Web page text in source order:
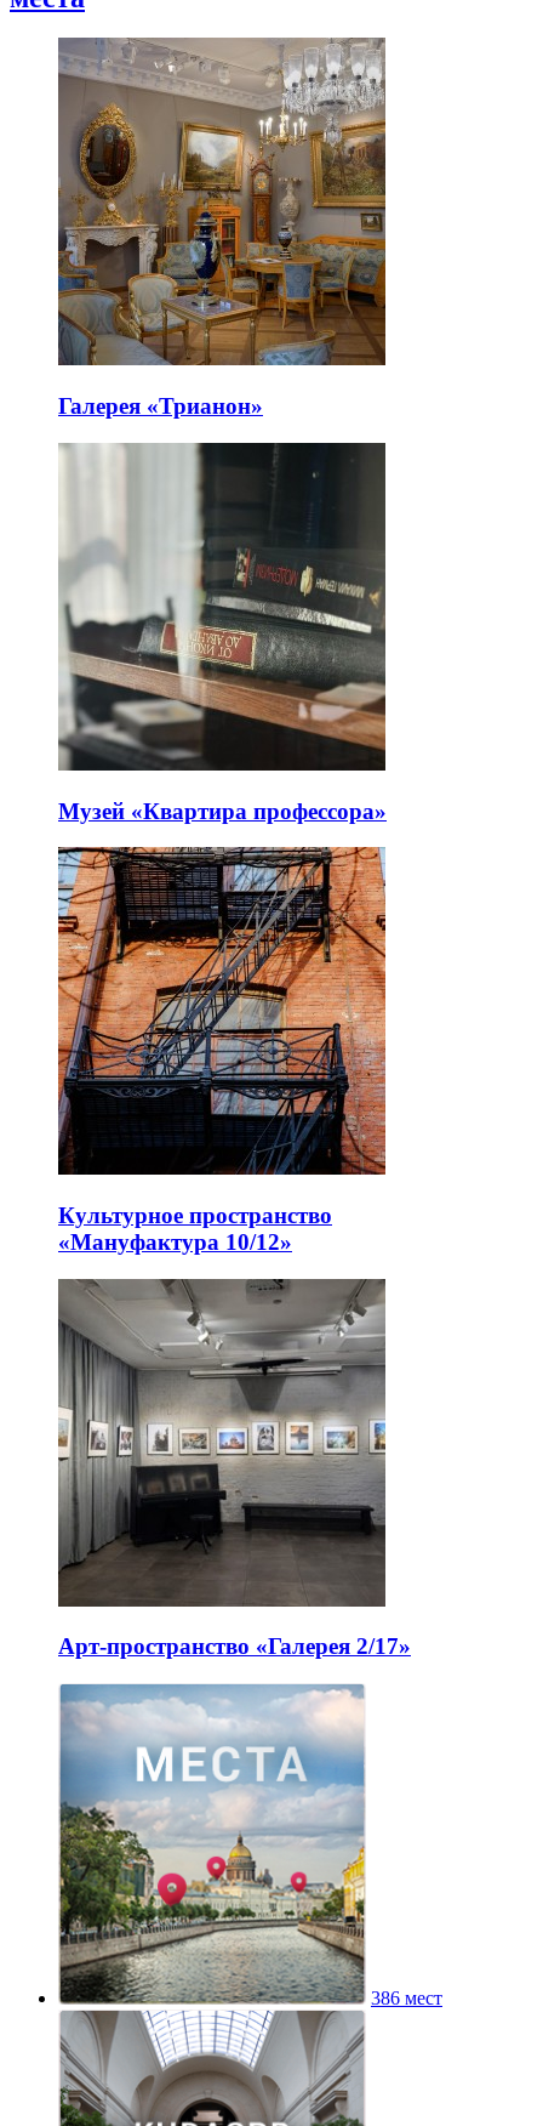
Галерея «Трианон»
Музей «Квартира профессора»
Культурное пространство
«Мануфактура 10/12»
Арт-пространство «Галерея 2/17»
386 мест